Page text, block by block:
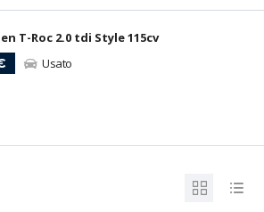
T-Roc 2.0 tdi Style 115cv
Usato